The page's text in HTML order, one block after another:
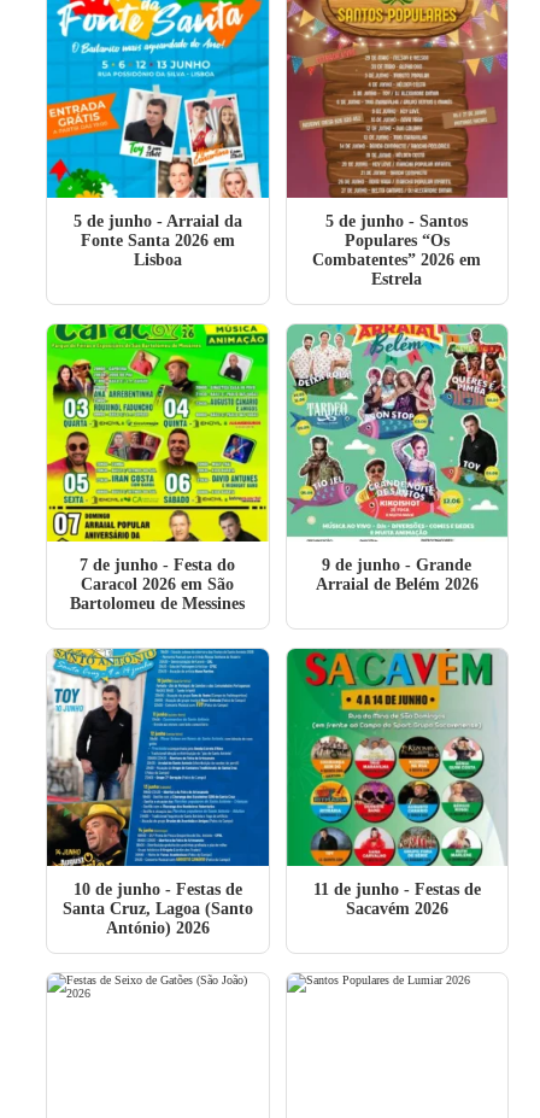
5 de junho- Arraial da
Fonte Santa 2026 em
Lisboa
5 de junho - Santos
Populares “Os
Combatentes” 2026 em
Estrela
7 de junho - Festa do
Caracol 2026 em São
Bartolomeu de Messines
9 de junho - Grande
Arraial de Belém 2026
10 de junho- Festas de
Santa Cruz, Lagoa (Santo
António) 2026
11 de junho- Festas de
Sacavém 2026